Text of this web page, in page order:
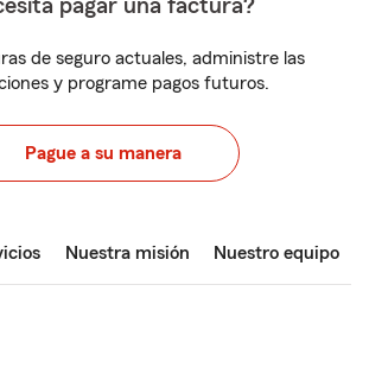
pagar una factura?
de seguro actuales, administre las
y programe pagos futuros.
Pague a su manera
Nuestra misión Nuestro equipo